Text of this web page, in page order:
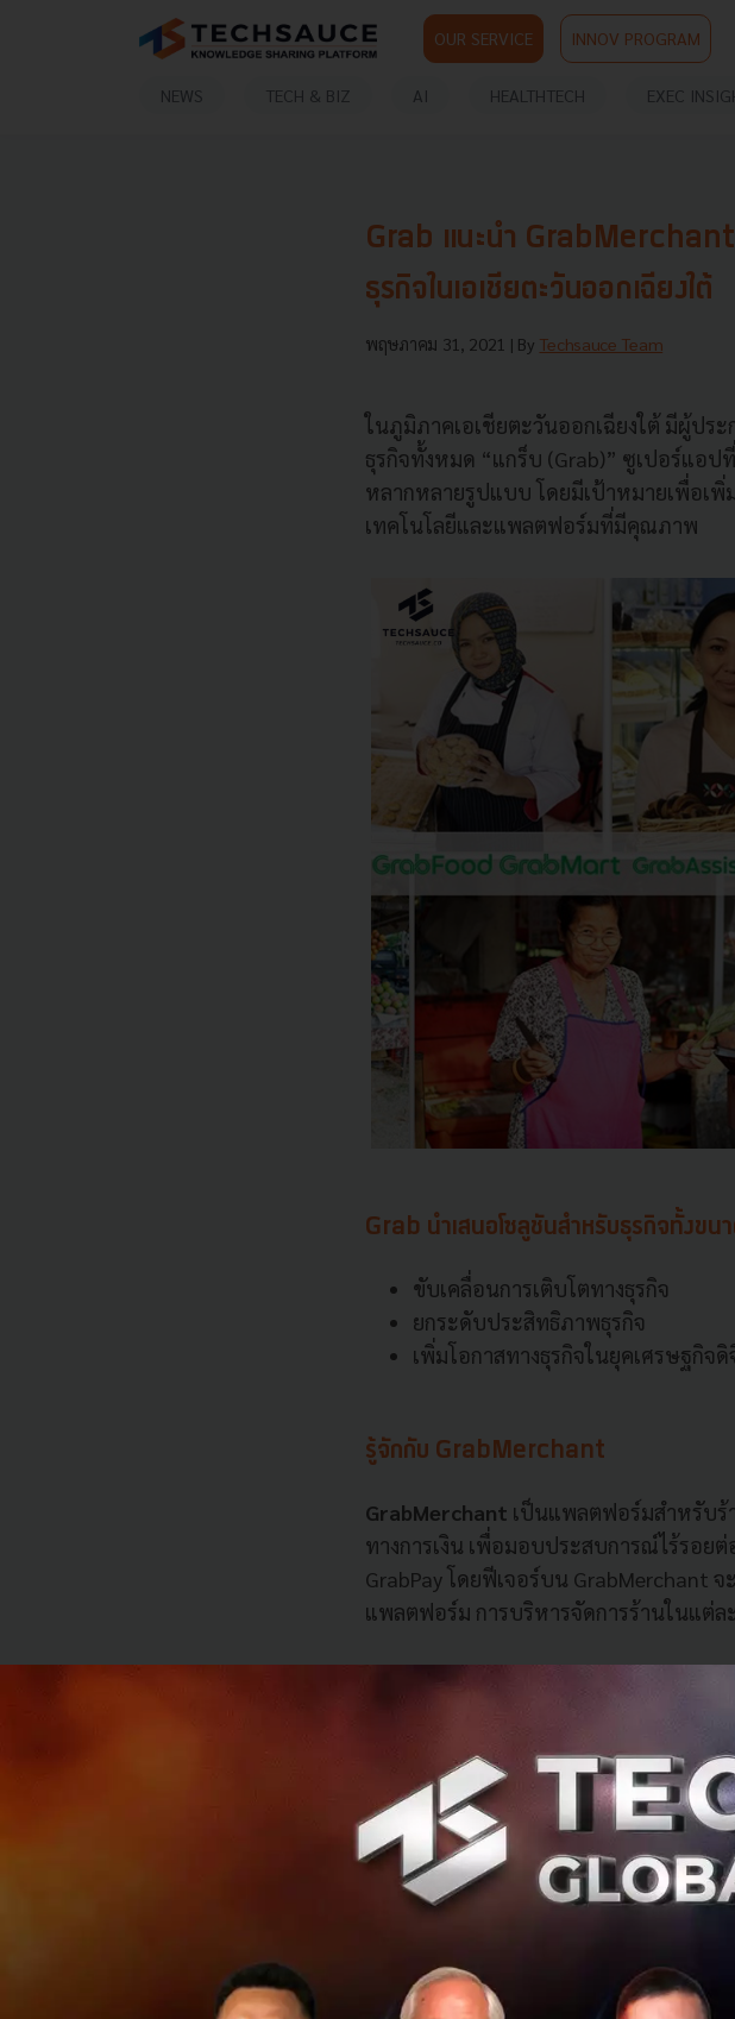
OUR SERVICE INNOV PROGRAM
NEWS TECH & BIZ AI HEALTHTECH EXEC
Grab แนะนำ GrabMerchant
ธุรกิจในเอเชียตะวันออกเฉียงใต้
พฤษภาคม 31, 2021 | By Techsauce Team
ในภูมิภาคเอเชียตะวันออกเฉียงใต้ มีผู้ปร
ธุรกิจทั้งหมด “แกร็บ (Grab)” ซูเปอร์แอป
หลากหลายรูปแบบ โดยมีเป้าหมายเพื่อเ
เทคโนโลยีและแพลตฟอร์มที่มีคุณภาพ
Grab นำเสนอโซลูชันสำหรับธุรกิจทั้งขน
ขับเคลื่อนการเติบโตทางธุรกิจ
ยกระดับประสิทธิภาพธุรกิจ
เพิ่มโอกาสทางธุรกิจในยุคเศรษฐกิจ
รู้จักกับ GrabMerchant
GrabMerchant เป็นแพลตฟอร์มสำหรับร้
ทางการเงิน เพื่อมอบประสบการณ์ไร้รอย
GrabPay โดยฟีเจอร์บน GrabMerchant
แพลตฟอร์ม การบริหารจัดการร้านในแต่
ทุกวันนี้ 95% ของพาร์ทเนอร์ร้านค้าบน
ได้ภายใน 3 วัน ด้วยฟีเจอร์การเปิดร้าน
ใหม่สามารถลงทะเบียนผ่านแอปฯ
ยังสามารถเปิดใช้บริการหลากหลายพร้อม
การเปิดรับการชำระเงินด้วยบริการ
กรอกข้อมูลของธุรกิจและร้านค้า
Grab ตรวจสอบข้อมูล